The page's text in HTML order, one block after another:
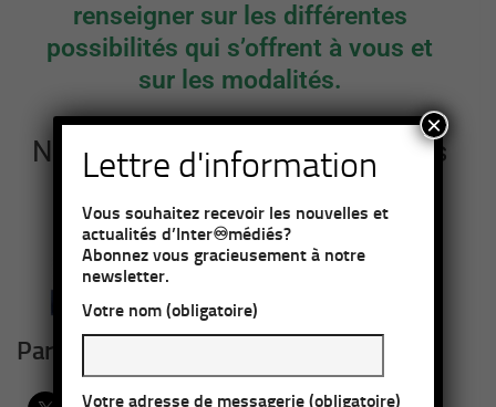
renseigner sur les différentes
possibilités qui s’offrent à vous et
sur les modalités.
Nous remercions nos partenaires
Partager :
Lettre d'information
Vous souhaitez recevoir les nouvelles et
actualités d’Inter♾médiés?
Abonnez vous gracieusement à notre
newsletter.
Votre nom (obligatoire)
Votre adresse de messagerie (obligatoire)
×